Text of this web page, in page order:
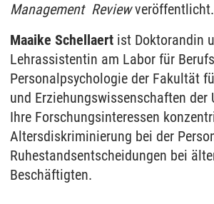
Management Reviewveröffentlicht.
Maaike Schellaert ist Doktorandin
Lehrassistentin am Labor für
Personalpsychologie der Fakultät
und Erziehungswissenschaften der
Ihre Forschungsinteressen
Altersdiskriminierung bei der
Ruhestandsentscheidungen bei
Beschäftigten.